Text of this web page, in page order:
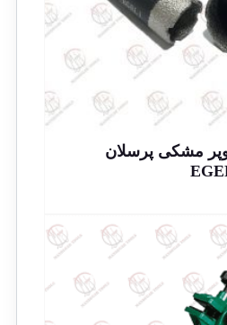
مشکی پرسلان